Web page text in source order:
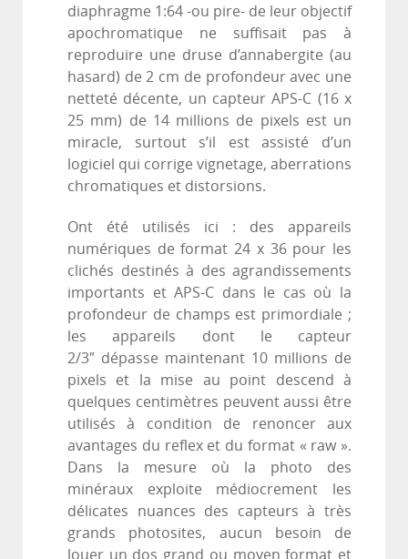
diaphragme 1:64 -ou pire- de leur objectif
apochromatique ne suffisait pas à
reproduire une druse d’annabergite (au
hasard) de 2 cm de profondeur avec une
netteté décente, un capteur APS-C (16 x
25 mm) de 14 millions de pixels est un
miracle, surtout s’il est assisté d’un
logiciel qui corrige vignetage, aberrations
chromatiques et distorsions.
Ont été utilisés ici : des appareils
numériques de format24 x 36 pour les
clichés destinés à des agrandissements
importants et APS-C dans le cas où la
profondeur de champs est primordiale ;
les appareils dont le capteur
2/3″ dépasse maintenant 10 millions de
pixels et la mise au point descend à
quelques centimètres peuvent aussi être
utilisés à condition de renoncer aux
avantages du reflex et du format « raw ».
Dans la mesure où la photo des
minéraux exploite médiocrement les
délicates nuances des capteurs à très
grands photosites, aucun besoin de
louer un dos grand ou moyen format et